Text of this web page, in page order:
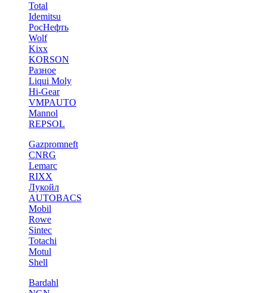
Total
Idemitsu
РосНефть
Wolf
Kixx
KORSON
Разное
Liqui Moly
Hi-Gear
VMPAUTO
Mannol
REPSOL
Gazpromneft
CNRG
Lemarc
RIXX
Лукойл
AUTOBACS
Mobil
Rowe
Sintec
Totachi
Motul
Shell
Bardahl